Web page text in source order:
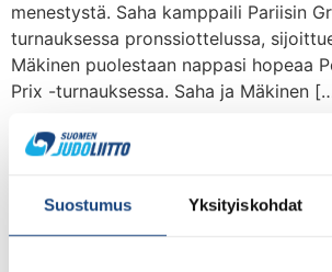
Suostumus Yksityiskohdat
menestystä. Saha kamppaili Pariisin
turnauksessa pronssiottelussa,
Mäkinen puolestaan nappasi hopeaa
Prix -turnauksessa. Saha ja Mäkinen
Zagrebin Grand Prix
osalta päivitetty